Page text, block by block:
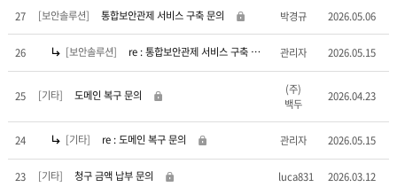
27 [보안솔루션] 통합보안관제 서비스 구축 문의 박경규 2026.05.06
26 [보안솔루션] re : 통합보안관제 서비스 구축 문의 관리자 2026.05.15
25 [기타] 도메인 복구 문의
(주)
백두
2026.04.23
24 [기타] re : 도메인 복구 문의 관리자 2026.05.15
23 [기타] 청구 금액 납부 문의 luca831 2026.03.12